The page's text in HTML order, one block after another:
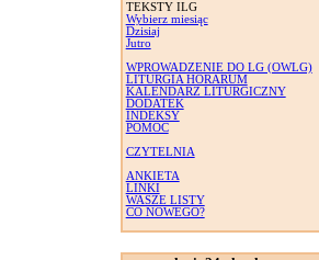
TEKSTY ILG
Wybierz miesiąc
Dzisiaj
Jutro
WPROWADZENIE DO LG (OWLG)
LITURGIA HORARUM
KALENDARZ LITURGICZNY
DODATEK
INDEKSY
POMOC
CZYTELNIA
ANKIETA
LINKI
WASZE LISTY
CO NOWEGO?